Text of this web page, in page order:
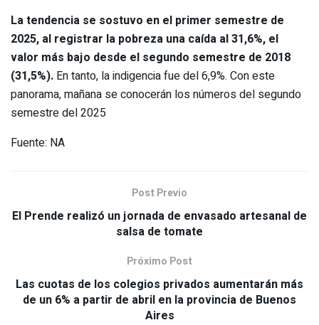
La tendencia se sostuvo en el primer semestre de
2025, al registrar la pobreza una caída al 31,6%, el
valor más bajo desde el segundo semestre de 2018
(31,5%). En tanto, la indigencia fue del 6,9%. Con este
panorama, mañana se conocerán los números del segundo
semestre del 2025
Fuente: NA
Post Previo
El Prende realizó un jornada de envasado artesanal de
salsa de tomate
Próximo Post
Las cuotas de los colegios privados aumentarán más
de un 6% a partir de abril en la provincia de Buenos
Aires